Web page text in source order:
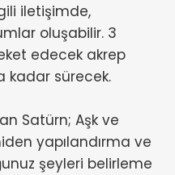
iletişimde,
oluşabilir. 3
edecek akrep
kadar sürecek.
Satürn; Aşk ve
yapılandırma ve
şeyleri belirleme